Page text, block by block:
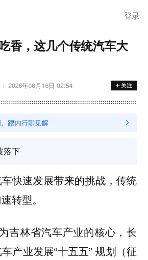
登录
香，这几个传统汽车大
2026年06月16日 02:54
落下
快速发展带来的挑战，传统
转型。
吉林省汽车产业的核心，长
产业发展“十五五” 规划（征